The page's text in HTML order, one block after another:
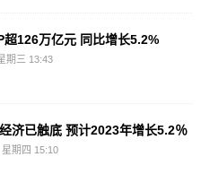
超126万亿元 同比增长5.2%
期三 13:43
济已触底 预计2023年增长5.2％
期四 15:10